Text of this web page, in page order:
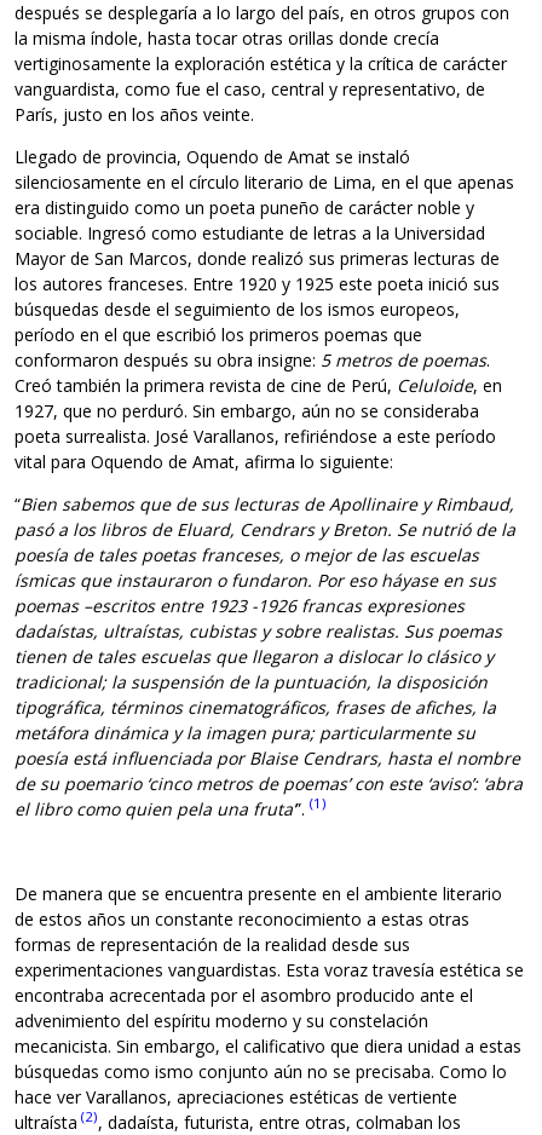
después se desplegaría a lo largo del país, en otros grupos con
la misma índole, hasta tocar otras orillas donde crecía
vertiginosamente la exploración estética y la crítica de carácter
vanguardista, como fue el caso, central y representativo, de
París, justo en los años veinte.
Llegado de provincia, Oquendo de Amat se instaló
silenciosamente en el círculo literario de Lima, en el que apenas
era distinguido como un poeta puneño de carácter noble y
sociable. Ingresó como estudiante de letras a la Universidad
Mayor de San Marcos, donde realizó sus primeras lecturas de
los autores franceses. Entre 1920 y 1925 este poeta inició sus
búsquedas desde el seguimiento de los ismos europeos,
período en el que escribió los primeros poemas que
conformaron después su obra insigne: 5 metros de poemas.
Creó también la primera revista de cine de Perú, Celuloide, en
1927, que no perduró. Sin embargo, aún no se consideraba
poeta surrealista. José Varallanos, refiriéndose a este período
vital para Oquendo de Amat, afirma lo siguiente:
“Bien sabemos que de sus lecturas de Apollinaire y Rimbaud,
pasó a los libros de Eluard, Cendrars y Breton. Se nutrió de la
poesía de tales poetas franceses, o mejor de las escuelas
ísmicas que instauraron o fundaron. Por eso háyase en sus
poemas –escritos entre 1923 -1926 francas expresiones
dadaístas, ultraístas, cubistas y sobre realistas. Sus poemas
tienen de tales escuelas que llegaron a dislocar lo clásico y
tradicional; la suspensión de la puntuación, la disposición
tipográfica, términos cinematográficos, frases de afiches, la
metáfora dinámica y la imagen pura; particularmente su
poesía está influenciada por Blaise Cendrars, hasta el nombre
de su poemario ‘cinco metros de poemas’ con este ‘aviso’: ‘abra
el libro como quien pela una fruta’”. (1)
De manera que se encuentra presente en el ambiente literario
de estos años un constante reconocimiento a estas otras
formas de representación de la realidad desde sus
experimentaciones vanguardistas. Esta voraz travesía estética se
encontraba acrecentada por el asombro producido ante el
advenimiento del espíritu moderno y su constelación
mecanicista. Sin embargo, el calificativo que diera unidad a estas
búsquedas como ismo conjunto aún no se precisaba. Como lo
hace ver Varallanos, apreciaciones estéticas de vertiente
ultraísta (2), dadaísta, futurista, entre otras, colmaban los